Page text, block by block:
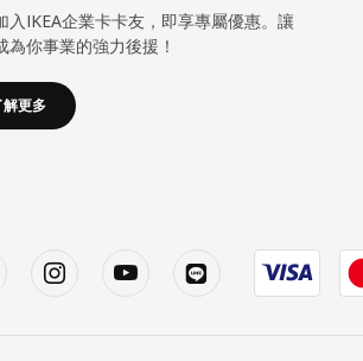
入IKEA企業卡卡友，即享專屬優惠。讓
為你事業的強力後援！
解更多